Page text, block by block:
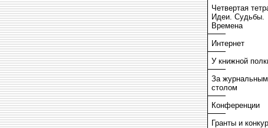
Четвертая
Идеи. Судьбы.
Времена
Интернет
У книжной
За журнальным
столом
Конференции
Гранты и